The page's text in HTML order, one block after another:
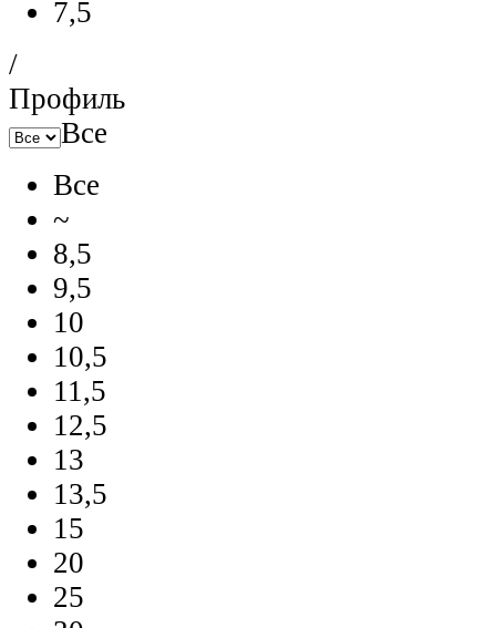
7,5
/
Профиль
Все
Все
~
8,5
9,5
10
10,5
11,5
12,5
13
13,5
15
20
25